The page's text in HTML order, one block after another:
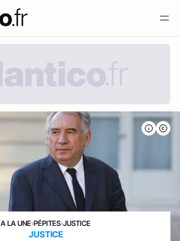
A LA UNE›PÉPITES›JUSTICE
JUSTICE